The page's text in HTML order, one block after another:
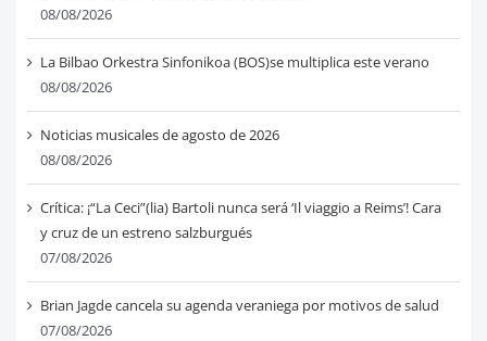
08/08/2026
La Bilbao Orkestra Sinfonikoa (BOS)se multiplica este verano
08/08/2026
Noticias musicales de agosto de 2026
08/08/2026
Crítica: ¡“La Ceci”(lia) Bartoli nunca será ‘Il viaggio a Reims’! Cara
y cruz de un estreno salzburgués
07/08/2026
Brian Jagde cancela su agenda veraniega por motivos de salud
07/08/2026